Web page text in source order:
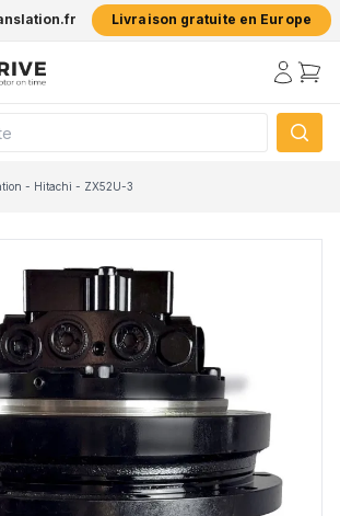
Livraison gratuite en Europe
- Hitachi - ZX52U-3